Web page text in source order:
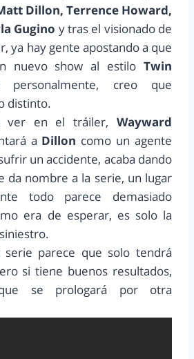
Dillon, Terrence Howard,
Gugino y tras el visionado de
ya hay gente apostando a que
nuevo show al estilo Twin
personalmente, creo que
distinto.
ver en el tráiler, Wayward
a Dillon como un agente
un accidente, acaba dando
da nombre a la serie, un lugar
todo parece demasiado
era de esperar, es solo la
parece que solo tendrá
si tiene buenos resultados,
se prologará por otra